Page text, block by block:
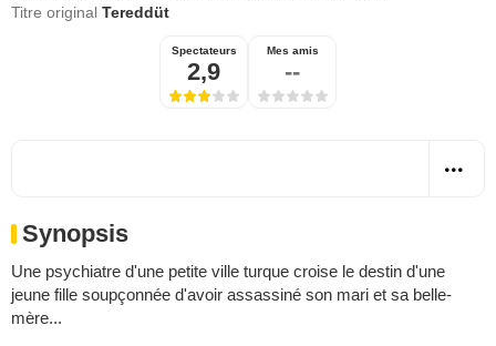
Titre original Tereddüt
Spectateurs
2,9
Mes amis
--
Synopsis
Une psychiatre d'une petite ville turque croise le destin d'une
jeune fille soupçonnée d'avoir assassiné son mari et sa belle-
mère...